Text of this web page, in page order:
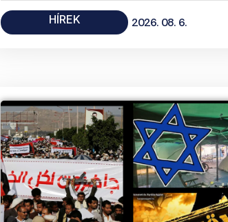
HÍREK 2026. 08. 6.